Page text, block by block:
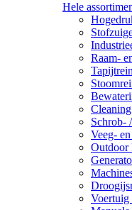
Hele
Raam-
Schrob-
Veeg-
Outdoor
Voertuig